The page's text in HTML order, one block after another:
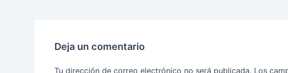
Deja un comentario
Tu dirección de correo electrónico no será publicada. Los